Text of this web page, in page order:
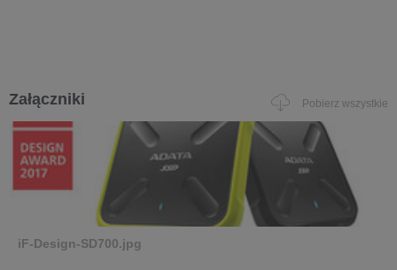
Załączniki Pobierz wszystkie
iF-Design-SD700.jpg